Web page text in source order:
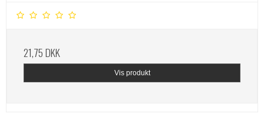
21,75 DKK
Vis produkt